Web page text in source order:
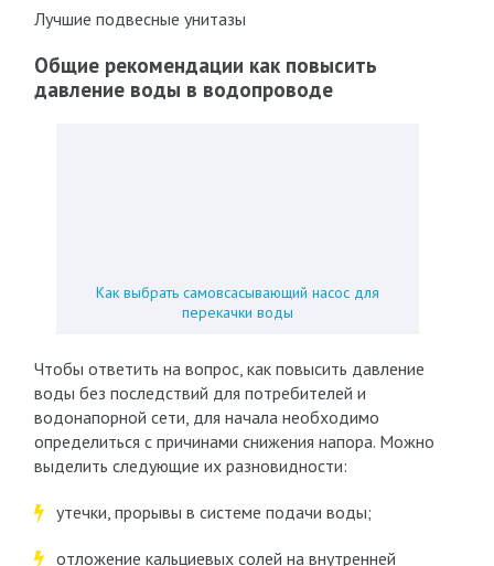
Лучшие подвесные унитазы
Общие рекомендации как повысить
давление воды в водопроводе
Как выбрать самовсасывающий насос для
перекачки воды
Чтобы ответить на вопрос, как повысить давление
воды без последствий для потребителей и
водонапорной сети, для начала необходимо
определиться с причинами снижения напора. Можно
выделить следующие их разновидности:
утечки, прорывы в системе подачи воды;
отложение кальциевых солей на внутренней